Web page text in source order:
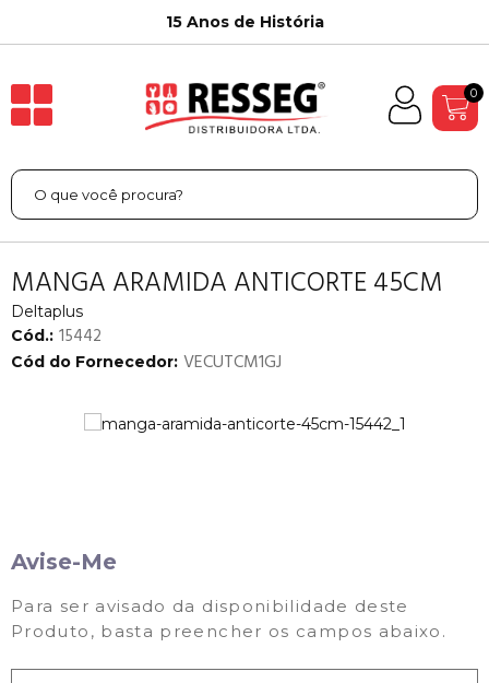
15 Anos de História
0
MANGA ARAMIDA ANTICORTE 45CM
Deltaplus
Cód.: 15442
Cód do Fornecedor: VECUTCM1GJ
Avise-Me
Para ser avisado da disponibilidade deste
Produto, basta preencher os campos abaixo.